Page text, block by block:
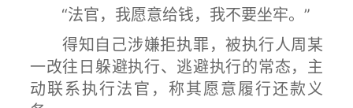
“法官，我愿意给钱，我不要坐牢。”
得知自己涉嫌拒执罪，被执行人周某
一改往日躲避执行、逃避执行的常态，主
动联系执行法官，称其愿意履行还款义